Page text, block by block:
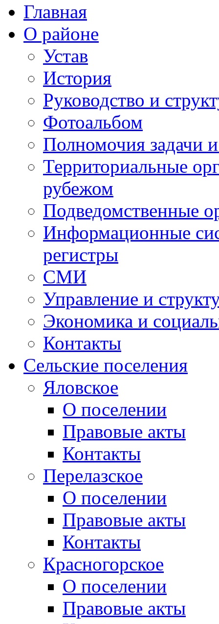
Главная
О районе
Устав
История
Руководство и
Фотоальбом
Полномочия задачи
Территориальные
рубежом
Подведомственные
Информационные
регистры
СМИ
Управление и
Экономика и
Контакты
Сельские поселения
Яловское
О поселении
Правовые акты
Контакты
Перелазское
О поселении
Правовые акты
Контакты
Красногорское
О поселении
Правовые акты